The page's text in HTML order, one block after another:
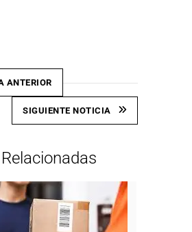
ANTERIOR
SIGUIENTE NOTICIA